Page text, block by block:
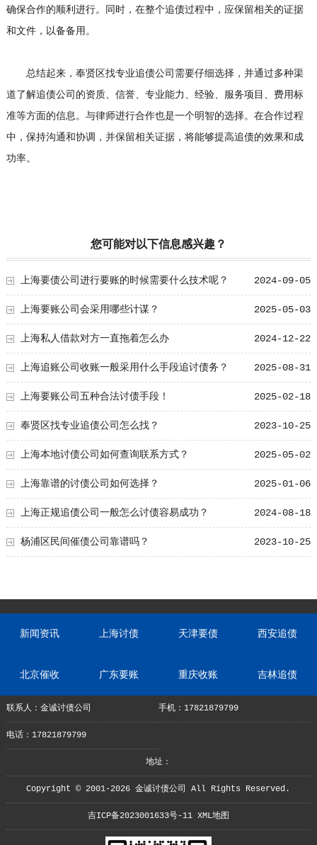
确保合作的顺利进行。同时，在整个追债过程中，应保留相关的证据
和文件，以备备用。
总结起来，奉贤区找专业追债公司需要仔细选择，并通过多种渠
道了解追债公司的资质、信誉、专业能力、经验、服务项目、费用标
准等方面的信息。与律师进行合作也是一个明智的选择。在合作过程
中，保持沟通和协调，并保留相关证据，将能够提高追债的效果和成
功率。
您可能对以下信息感兴趣？
2024-09-05
上海要债公司进行要账的时候需要什么技术呢？
2025-05-03
上海要账公司会采用哪些计谋？
2024-12-22
上海私人借款对方一直拖着怎么办
2025-08-31
上海追账公司收账一般采用什么手段追讨债务？
2025-02-18
上海要账公司五种合法讨债手段！
2023-10-25
奉贤区找专业追债公司怎么找？
2025-05-02
上海本地讨债公司如何查询联系方式？
2025-01-06
上海靠谱的讨债公司如何选择？
2024-08-18
上海正规追债公司一般怎么讨债容易成功？
2023-10-25
杨浦区民间催债公司靠谱吗？
新闻资讯 上海讨债 天津要债 西安追债
北京催收 广东要账 重庆收账 吉林追债
联系人：金诚讨债公司 手机：17821879799
电话：17821879799
地址：
Copyright © 2001-2026 金诚讨债公司 All Rights Reserved.
吉ICP备2023001633号-11 XML地图